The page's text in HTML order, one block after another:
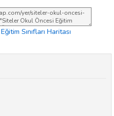
Sınıfları Haritası